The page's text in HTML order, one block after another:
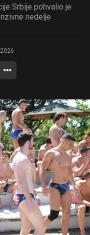
Srbije pohvalio je
nedelje